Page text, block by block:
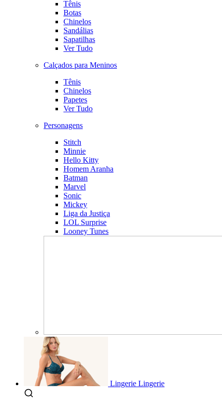
Tênis
Botas
Chinelos
Sandálias
Sapatilhas
Ver Tudo
Calçados para Meninos
Tênis
Chinelos
Papetes
Ver Tudo
Personagens
Stitch
Minnie
Hello Kitty
Homem Aranha
Batman
Marvel
Sonic
Mickey
Liga da Justiça
LOL Surprise
Looney Tunes
Lingerie Lingerie